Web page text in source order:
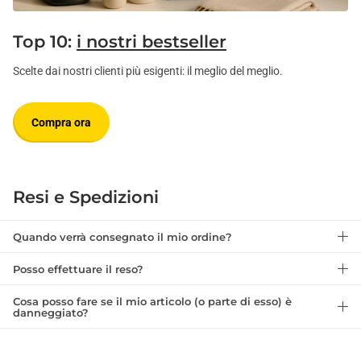
Top 10: i nostri bestseller
Scelte dai nostri clienti più esigenti: il meglio del meglio.
Compra ora
Resi e Spedizioni
Quando verrà consegnato il mio ordine?
Posso effettuare il reso?
Cosa posso fare se il mio articolo (o parte di esso) è
danneggiato?